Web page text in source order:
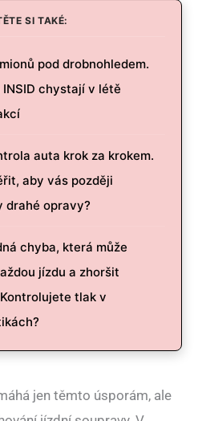
SI TAKÉ:
pod drobnohledem.
INSID chystají v létě
auta krok za krokem.
aby vás později
drahé opravy?
chyba, která může
jízdu a zhoršit
tlak v
jen těmto úsporám, ale